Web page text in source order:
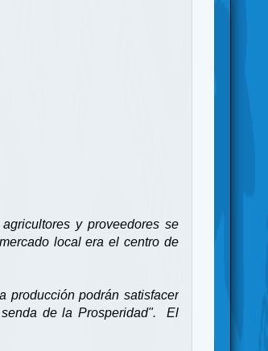
y proveedores se
local era el centro de
producción podrán satisfacer
senda de la Prosperidad". El